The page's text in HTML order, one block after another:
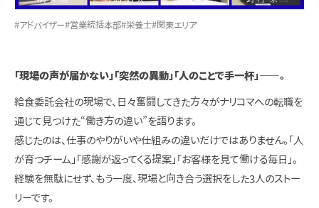
#アドバイザー#営業統括本部#栄養士#関東エリア
「現場の声が届かない」「突然の異動」「人のことで手一杯」――。
給食委託会社の現場で、日々奮闘してきた方々がナリコマへの転職を
通じて見つけた“働き方の違い”を語ります。
感じたのは、仕事のやりがいや仕組みの違いだけではありません。「人
が育つチーム」「感謝が返ってくる提案」「お客様を見て働ける毎日」。
経験を無駄にせず、もう一度、現場と向き合う選択をした3人のストー
リーです。